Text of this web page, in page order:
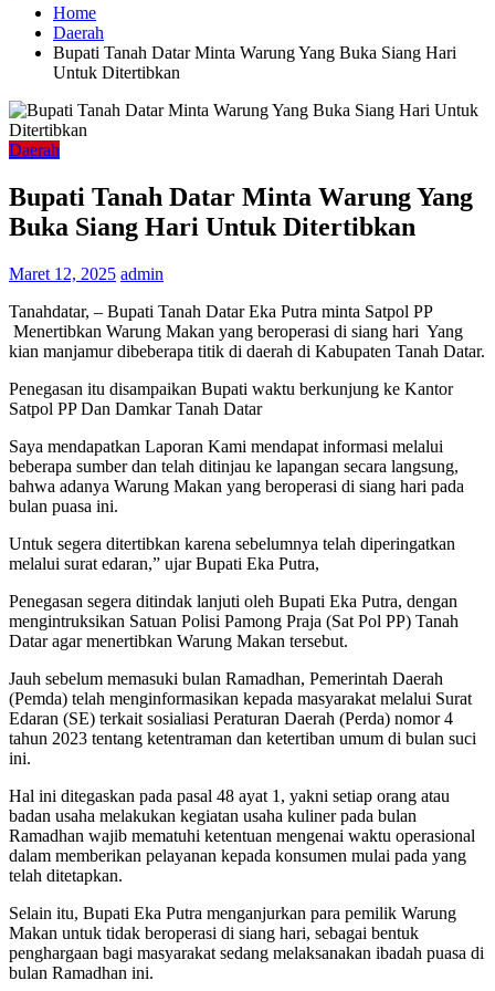
Home
Daerah
Bupati Tanah Datar Minta Warung Yang Buka Siang Hari
Untuk Ditertibkan
Daerah
Bupati Tanah Datar Minta Warung Yang
Buka Siang Hari Untuk Ditertibkan
Maret 12, 2025 admin
Tanahdatar, – Bupati Tanah Datar Eka Putra minta Satpol PP
Menertibkan Warung Makan yang beroperasi di siang hari Yang
kian manjamur dibeberapa titik di daerah di Kabupaten Tanah Datar.
Penegasan itu disampaikan Bupati waktu berkunjung ke Kantor
Satpol PP Dan Damkar Tanah Datar
Saya mendapatkan Laporan Kami mendapat informasi melalui
beberapa sumber dan telah ditinjau ke lapangan secara langsung,
bahwa adanya Warung Makan yang beroperasi di siang hari pada
bulan puasa ini.
Untuk segera ditertibkan karena sebelumnya telah diperingatkan
melalui surat edaran,” ujar Bupati Eka Putra,
Penegasan segera ditindak lanjuti oleh Bupati Eka Putra, dengan
mengintruksikan Satuan Polisi Pamong Praja (Sat Pol PP) Tanah
Datar agar menertibkan Warung Makan tersebut.
Jauh sebelum memasuki bulan Ramadhan, Pemerintah Daerah
(Pemda) telah menginformasikan kepada masyarakat melalui Surat
Edaran (SE) terkait sosialiasi Peraturan Daerah (Perda) nomor 4
tahun 2023 tentang ketentraman dan ketertiban umum di bulan suci
ini.
Hal ini ditegaskan pada pasal 48 ayat 1, yakni setiap orang atau
badan usaha melakukan kegiatan usaha kuliner pada bulan
Ramadhan wajib mematuhi ketentuan mengenai waktu operasional
dalam memberikan pelayanan kepada konsumen mulai pada yang
telah ditetapkan.
Selain itu, Bupati Eka Putra menganjurkan para pemilik Warung
Makan untuk tidak beroperasi di siang hari, sebagai bentuk
penghargaan bagi masyarakat sedang melaksanakan ibadah puasa di
bulan Ramadhan ini.